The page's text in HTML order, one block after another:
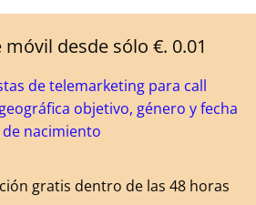
desde sólo €. 0.01
de telemarketing para call
objetivo, género y fecha
de nacimiento
gratis dentro de las 48 horas